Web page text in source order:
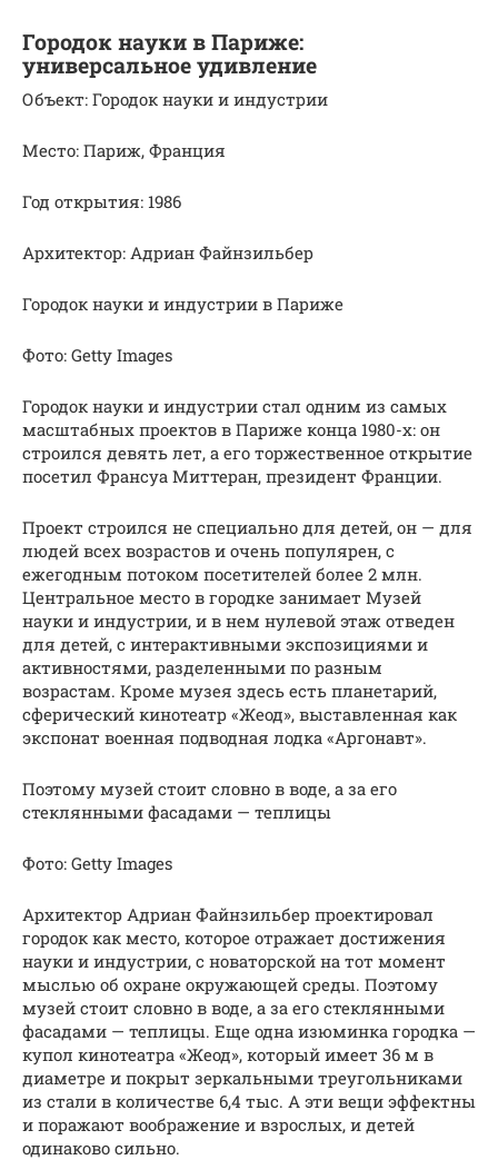
Городок науки в Париже:
универсальное удивление
Объект: Городок науки и индустрии
Место: Париж, Франция
Год открытия: 1986
Архитектор: Адриан Файнзильбер
Городок науки и индустрии в Париже
Фото: Getty Images
Городок науки и индустрии стал одним из самых
масштабных проектов в Париже конца 1980-х: он
строился девять лет, а его торжественное открытие
посетил Франсуа Миттеран, президент Франции.
Проект строился не специально для детей, он — для
людей всех возрастов и очень популярен, с
ежегодным потоком посетителей более 2 млн.
Центральное место в городке занимает Музей
науки и индустрии, и в нем нулевой этаж отведен
для детей, с интерактивными экспозициями и
активностями, разделенными по разным
возрастам. Кроме музея здесь есть планетарий,
сферический кинотеатр «Жеод», выставленная как
экспонат военная подводная лодка «Аргонавт».
Поэтому музей стоит словно в воде, а за его
стеклянными фасадами — теплицы
Фото: Getty Images
Архитектор Адриан Файнзильбер проектировал
городок как место, которое отражает достижения
науки и индустрии, с новаторской на тот момент
мыслью об охране окружающей среды. Поэтому
музей стоит словно в воде, а за его стеклянными
фасадами — теплицы. Еще одна изюминка городка —
купол кинотеатра «Жеод», который имеет 36 м в
диаметре и покрыт зеркальными треугольниками
из стали в количестве 6,4 тыс. А эти вещи эффектны
и поражают воображение и взрослых, и детей
одинаково сильно.